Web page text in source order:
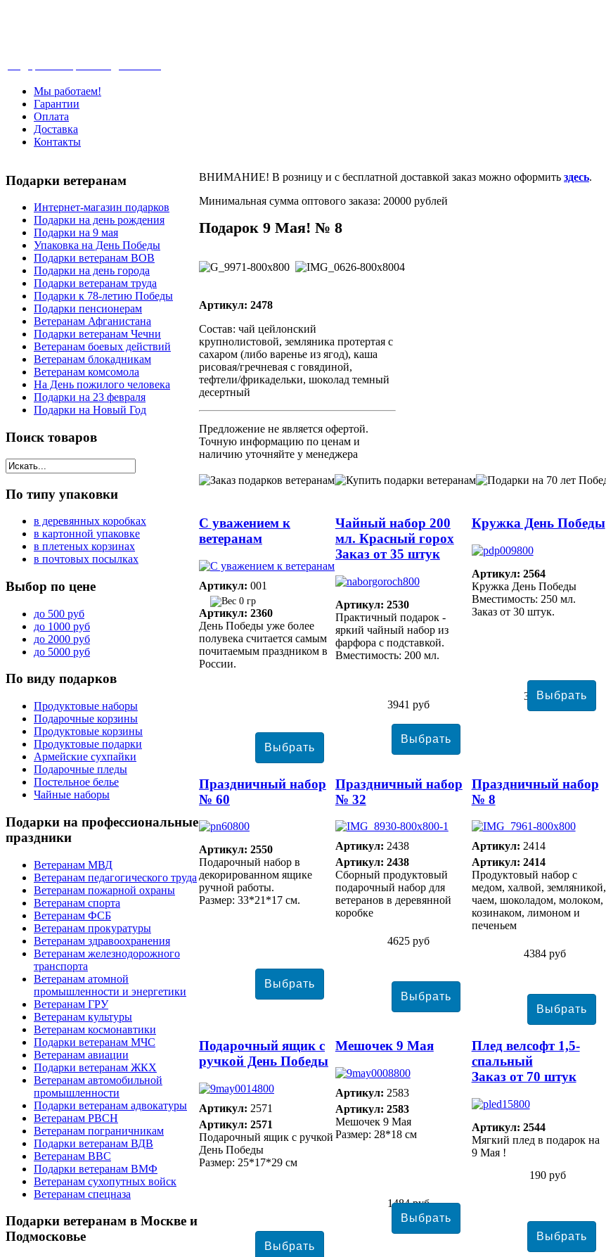
Мы работаем!
Гарантии
Оплата
Доставка
Контакты
ВНИМАНИЕ! В розницу и с бесплатной доставкой заказ можно оформить здесь.
Минимальная сумма оптового заказа: 20000 рублей
Подарок 9 Мая! № 8
Артикул: 2478
Состав: чай цейлонский
крупнолистовой, земляника протертая с
сахаром (либо варенье из ягод), каша
рисовая/гречневая с говядиной,
тефтели/фрикадельки, шоколад темный
десертный
Предложение не является офертой.
Точную информацию по ценам и
наличию уточняйте у менеджера
С уважением к
ветеранам
Артикул: 001
0 гр
Артикул: 2360
День Победы уже более
полувека считается самым
почитаемым праздником в
России.
3941 руб
Чайный набор 200
мл. Красный горох
Заказ от 35 штук
Артикул: 2530
Практичный подарок -
яркий чайный набор из
фарфора с подставкой.
Вместимость: 200 мл.
3534 руб
Кружка День Победы
Артикул: 2564
Кружка День Победы
Вместимость: 250 мл.
Заказ от 30 штук.
Праздничный набор
№ 60
Артикул: 2550
Подарочный набор в
декорированном ящике
ручной работы.
Размер: 33*21*17 см.
4625 руб
Праздничный набор
№ 32
Артикул: 2438
Артикул: 2438
Сборный продуктовый
подарочный набор для
ветеранов в деревянной
коробке
4384 руб
Праздничный набор
№ 8
Артикул: 2414
Артикул: 2414
Продуктовый набор с
медом, халвой, земляникой,
чаем, шоколадом, молоком,
козинаком, лимоном и
печеньем
Подарочный ящик с
ручкой День Победы
Артикул: 2571
Артикул: 2571
Подарочный ящик с ручкой
День Победы
Размер: 25*17*29 см
1484 руб
Мешочек 9 Мая
Артикул: 2583
Артикул: 2583
Мешочек 9 Мая
Размер: 28*18 см
190 руб
Плед велсофт 1,5-
спальный
Заказ от 70 штук
Артикул: 2544
Мягкий плед в подарок на
9 Мая !
Подарки ветеранам
Интернет-магазин подарков
Подарки на день рождения
Подарки на 9 мая
Упаковка на День Победы
Подарки ветеранам ВОВ
Подарки на день города
Подарки ветеранам труда
Подарки к 78-летию Победы
Подарки пенсионерам
Ветеранам Афганистана
Подарки ветеранам Чечни
Ветеранам боевых действий
Ветеранам блокадникам
Ветеранам комсомола
На День пожилого человека
Подарки на 23 февраля
Подарки на Новый Год
Поиск товаров
По типу упаковки
в деревянных коробках
в картонной упаковке
в плетеных корзинах
в почтовых посылках
Выбор по цене
до 500 руб
до 1000 руб
до 2000 руб
до 5000 руб
По виду подарков
Продуктовые наборы
Подарочные корзины
Продуктовые корзины
Продуктовые подарки
Армейские сухпайки
Подарочные пледы
Постельное белье
Чайные наборы
Подарки на профессиональные
праздники
Ветеранам МВД
Ветеранам педагогического труда
Ветеранам пожарной охраны
Ветеранам спорта
Ветеранам ФСБ
Ветеранам прокуратуры
Ветеранам здравоохранения
Ветеранам железнодорожного
транспорта
Ветеранам атомной
промышленности и энергетики
Ветеранам ГРУ
Ветеранам культуры
Ветеранам космонавтики
Подарки ветеранам МЧС
Ветеранам авиации
Подарки ветеранам ЖКХ
Ветеранам автомобильной
промышленности
Подарки ветеранам адвокатуры
Ветеранам РВСН
Ветеранам пограничникам
Подарки ветеранам ВДВ
Ветеранам ВВС
Подарки ветеранам ВМФ
Ветеранам сухопутных войск
Ветеранам спецназа
Подарки ветеранам в Москве и
Подмосковье